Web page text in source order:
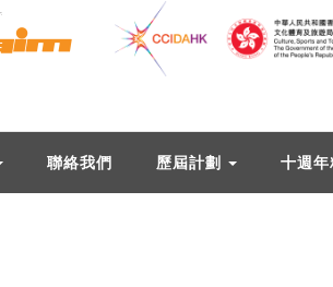
聯絡我們 歷屆計劃 十週